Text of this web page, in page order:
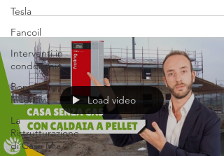
Tesla
Fancoil
Interventi in
condominio
Bonus e
Incentivi
La
Ristrutturazione
di Casa Mia
Load video